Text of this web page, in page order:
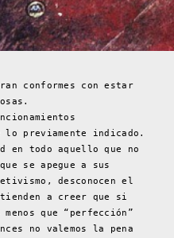
conformes con estar
previamente indicado.
en todo aquello que no
se apegue a sus
desconocen el
a creer que si
que “perfección”
no valemos la pena